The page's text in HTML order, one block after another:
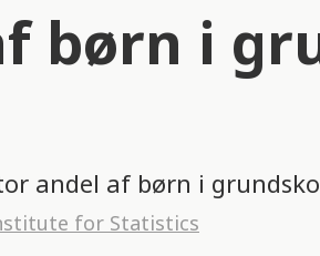
børn i
andel af børn i
for Statistics